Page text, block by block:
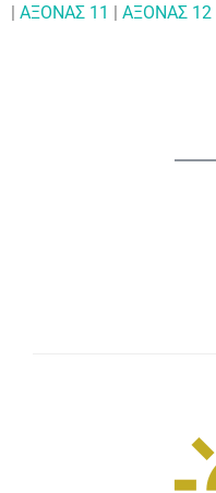
| ΑΞΟΝΑΣ 11 | ΑΞΟΝΑΣ 12